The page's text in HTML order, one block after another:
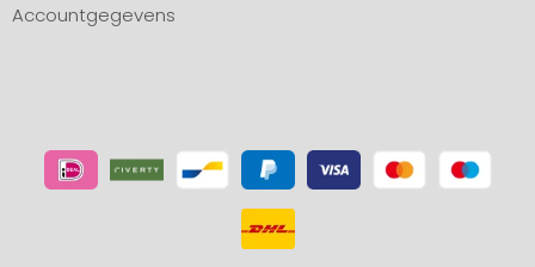
Accountgegevens